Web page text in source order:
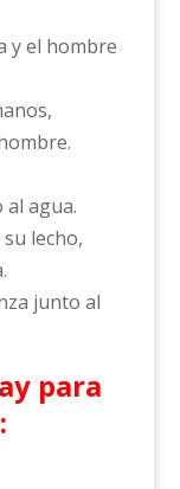
y el hombre
al agua.
lecho,
junto al
para